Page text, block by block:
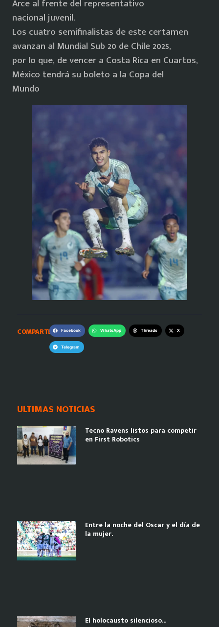
Arce al frente del representativo
nacional juvenil.
Los cuatro semifinalistas de este certamen
avanzan al Mundial Sub 20 de Chile 2025,
por lo que, de vencer a Costa Rica en Cuartos,
México tendrá su boleto a la Copa del
Mundo
COMPARTE: Facebook WhatsApp Threads X
Telegram
ULTIMAS NOTICIAS
Tecno Ravens listos para competir
en First Robotics
Entre la noche del Oscar y el día de
la mujer.
El holocausto silencioso…